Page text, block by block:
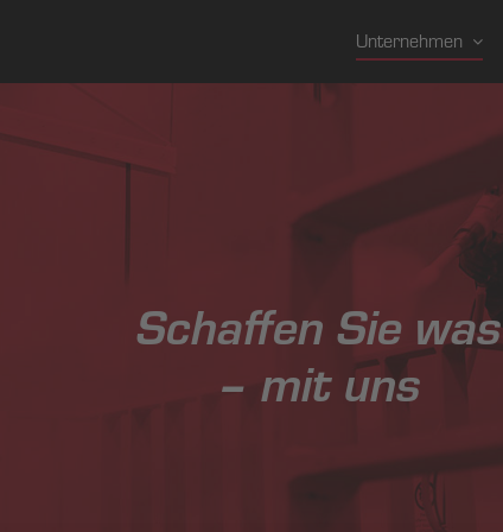
Unternehmen
Schaffen Sie was
– mit uns